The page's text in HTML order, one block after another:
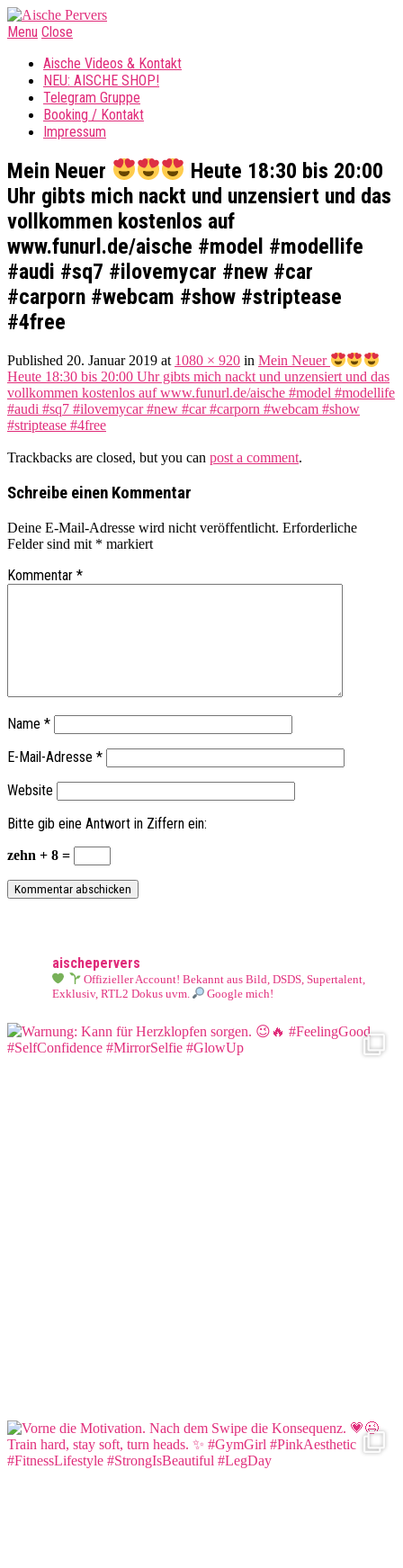
Menu Close
Aische Videos & Kontakt
NEU: AISCHE SHOP!
Telegram Gruppe
Booking / Kontakt
Impressum
Mein Neuer
Heute 18:30 bis 20:00
Uhr gibts mich nackt und unzensiert und das
vollkommen kostenlos auf
www.funurl.de/aische #model #modellife
#audi #sq7 #ilovemycar #new #car
#carporn #webcam #show #striptease
#4free
Published 20. Januar 2019 at 1080 × 920 in Mein Neuer
Heute 18:30 bis 20:00 Uhr gibts mich nackt und unzensiert und das
vollkommen kostenlos auf www.funurl.de/aische #model #modellife
#audi #sq7 #ilovemycar #new #car #carporn #webcam #show
#striptease #4free
Trackbacks are closed, but you can post a comment.
Schreibe einen Kommentar
Deine E-Mail-Adresse wird nicht veröffentlicht. Erforderliche
Felder sind mit * markiert
Kommentar *
Name *
E-Mail-Adresse *
Website
Bitte gib eine Antwort in Ziffern ein:
zehn + 8 =
aischepervers
Offizieller Account! Bekannt aus Bild, DSDS, Supertalent,
Exklusiv, RTL2 Dokus uvm.
Google mich!